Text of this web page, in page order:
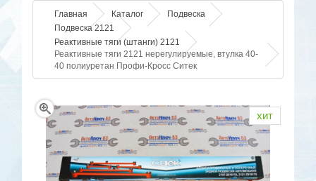
Главная Каталог
Подвеска
Подвеска 2121
Реактивные тяги (штанги) 2121
Реактивные тяги 2121 нерегулируемые, втулка 40-
40 полиуретан Профи-Кросс Ситек
хит